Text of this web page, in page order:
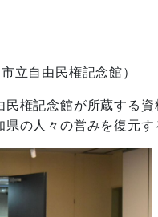
自由民権記念館）
権記念館が所蔵する資
の人々の営みを復元す